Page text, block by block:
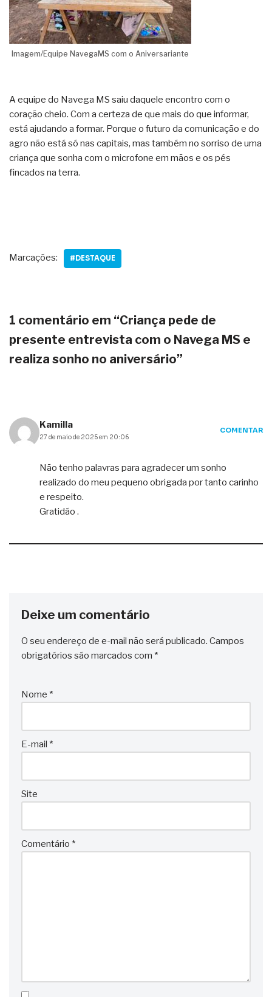
Imagem/Equipe NavegaMS com o Aniversariante
A equipe do Navega MS saiu daquele encontro com o
coração cheio. Com a certeza de que mais do que informar,
está ajudando a formar. Porque o futuro da comunicação e do
agro não está só nas capitais, mas também no sorriso de uma
criança que sonha com o microfone em mãos e os pés
fincados na terra.
Marcações: #DESTAQUE
1 comentário em “Criança pede de
presente entrevista com o Navega MS e
realiza sonho no aniversário”
Kamilla
27 de maio de 2025 em 20:06
COMENTAR
Não tenho palavras para agradecer um sonho
realizado do meu pequeno obrigada por tanto carinho
e respeito.
Gratidão .
Deixe um comentário
O seu endereço de e-mail não será publicado. Campos
obrigatórios são marcados com *
Nome *
E-mail *
Site
Comentário *